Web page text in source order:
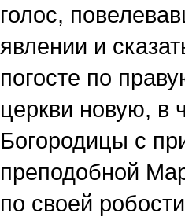
голос,
явлении и
погосте по
церкви новую, в
Богородицы с
преподобной
по своей